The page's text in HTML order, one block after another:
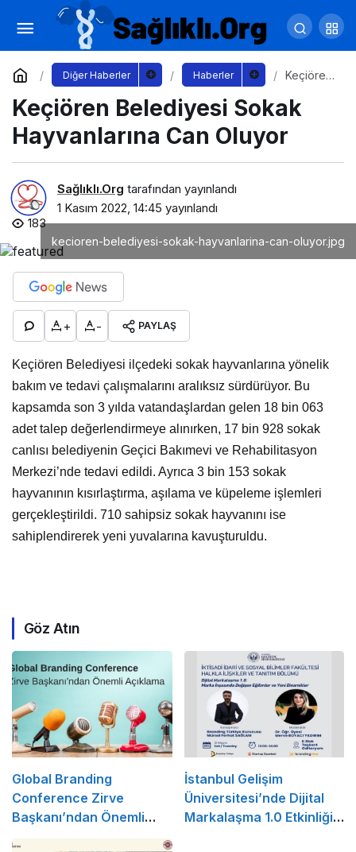
Diğer Haberler Haberler
Keçiören
si Sokak
Hayvanla
rına Can
Keçiören Belediyesi Sokak
Hayvanlarına Can Oluyor
Sağlıklı.Org tarafından yayınlandı
1 Kasım 2022, 14:45 yayınlandı
183
kecioren-belediyesi-sokak-hayvanlarina-can-oluyor.jpg
+ - PAYLAŞ
Keçiören Belediyesi ilçedeki sokak hayvanlarına yönelik
bakım ve tedavi çalışmalarını aralıksız sürdürüyor. Bu
kapsamda son 3 yılda vatandaşlardan gelen 18 bin 063
adet talep değerlendirmeye alınırken, 17 bin 928 sokak
canlısı belediyenin Geçici Bakımevi ve Rehabilitasyon
Merkezi’nde tedavi edildi. Ayrıca 3 bin 153 sokak
hayvanının kısırlaştırma, aşılama ve küpeleme işlemleri
gerçekleştirildi. 710 sahipsiz sokak hayvanını ise
sahiplendirerek yeni yuvalarına kavuşturuldu.
Göz Atın
Global Branding
Conference Zirve
Başkanı’ndan Önemli
Açıklama
İstanbul Gelişim
Üniversitesi’nde Dijital
Markalaşma 1.0 Etkinliği
Muğla Büyükşehir Kültür Tırı hizmet için
yollarda
Yorum Yap Paylaş